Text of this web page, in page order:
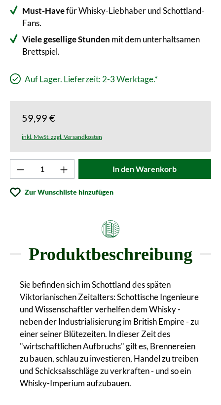
Must-Havefür Whisky-Liebhaber und Schottland-
Fans.
Viele gesellige Stunden mit dem unterhaltsamen
Brettspiel.
Auf Lager. Lieferzeit: 2-3 Werktage.*
59,99 €
inkl. MwSt. zzgl. Versandkosten
Produkt Anzahl: Gib den gewünschten
In den Warenkorb
Zur Wunschliste hinzufügen
Produktbeschreibung
Sie befinden sich im Schottland des späten
Viktorianischen Zeitalters: Schottische Ingenieure
und Wissenschaftler verhelfen dem Whisky -
neben der Industrialisierung im British Empire - zu
einer seiner Blütezeiten. In dieser Zeit des
"wirtschaftlichen Aufbruchs" gilt es, Brennereien
zu bauen, schlau zu investieren, Handel zu treiben
und Schicksalsschläge zu verkraften - und so ein
Whisky-Imperium aufzubauen.